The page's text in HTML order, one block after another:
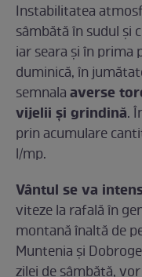
Instabilitatea
sâmbătă în sudul și
iar seara și în prima
duminică, în
semnalaaverse
vijelii și grindină.
prin acumulare
l/mp.
Vântul se va
viteze la rafală în
montană înaltă de
Muntenia și